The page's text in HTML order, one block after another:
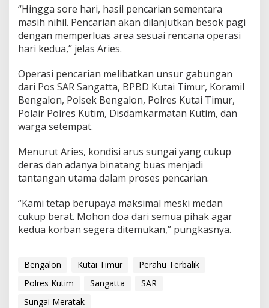
“Hingga sore hari, hasil pencarian sementara
masih nihil. Pencarian akan dilanjutkan besok pagi
dengan memperluas area sesuai rencana operasi
hari kedua,” jelas Aries.
Operasi pencarian melibatkan unsur gabungan
dari Pos SAR Sangatta, BPBD Kutai Timur, Koramil
Bengalon, Polsek Bengalon, Polres Kutai Timur,
Polair Polres Kutim, Disdamkarmatan Kutim, dan
warga setempat.
Menurut Aries, kondisi arus sungai yang cukup
deras dan adanya binatang buas menjadi
tantangan utama dalam proses pencarian.
“Kami tetap berupaya maksimal meski medan
cukup berat. Mohon doa dari semua pihak agar
kedua korban segera ditemukan,” pungkasnya.
Bengalon Kutai Timur
Perahu Terbalik
Polres Kutim
Sangatta
SAR
Sungai Meratak